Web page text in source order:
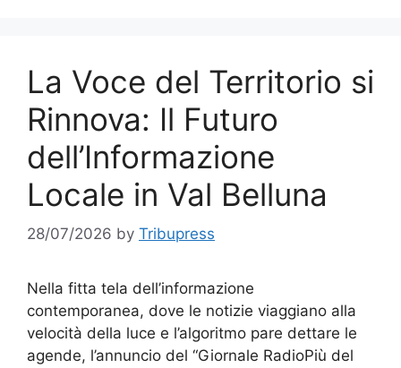
La Voce del Territorio si
Rinnova: Il Futuro
dell’Informazione
Locale in Val Belluna
28/07/2026 by Tribupress
Nella fitta tela dell’informazione
contemporanea, dove le notizie viaggiano alla
velocità della luce e l’algoritmo pare dettare le
agende, l’annuncio del “Giornale RadioPiù del